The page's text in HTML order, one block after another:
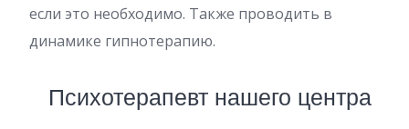
если это необходимо. Также проводить в
динамике гипнотерапию.
Психотерапевт нашего центра